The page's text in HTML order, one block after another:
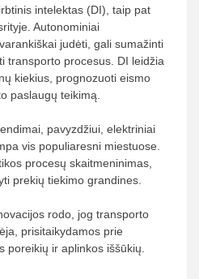
intelektas (DI), taip pat
Autonominiai
judėti, gali sumažinti
transporto procesus. DI leidžia
kiekius, prognozuoti eismo
paslaugų teikimą.
pavyzdžiui, elektriniai
vis populiaresni miestuose.
procesų skaitmeninimas,
prekių tiekimo grandines.
rodo, jog transporto
prisitaikydamos prie
poreikių ir aplinkos iššūkių.